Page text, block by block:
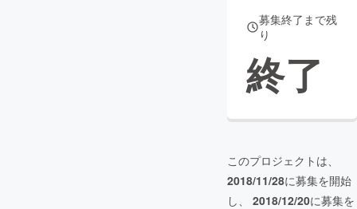
募集終了まで残
り
終了
このプロジェクトは、
2018/11/28に募集を開始
し、 2018/12/20に募集を